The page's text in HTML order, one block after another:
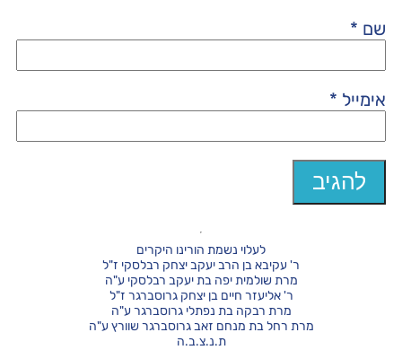
שם *
אימייל *
לעלוי נשמת הורינו היקרים
ר' עקיבא בן הרב יעקב יצחק רבלסקי ז"ל
מרת שולמית יפה בת יעקב רבלסקי ע"ה
ר' אליעזר חיים בן יצחק גרוסברגר ז"ל
מרת רבקה בת נפתלי גרוסברגר ע"ה
מרת רחל בת מנחם זאב גרוסברגר שוורץ ע"ה
ת.נ.צ.ב.ה